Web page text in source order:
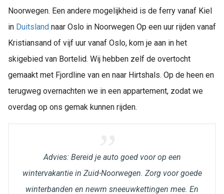
Noorwegen. Een andere mogelijkheid is de ferry vanaf Kiel
in Duitsland naar Oslo in Noorwegen Op een uur rijden vanaf
Kristiansand of vijf uur vanaf Oslo, kom je aan in het
skigebied van Bortelid. Wij hebben zelf de overtocht
gemaakt met Fjordline van en naar Hirtshals. Op de heen en
terugweg overnachten we in een appartement, zodat we
overdag op ons gemak kunnen rijden.
Advies: Bereid je auto goed voor op een
wintervakantie in Zuid-Noorwegen. Zorg voor goede
winterbanden en newm sneeuwkettingen mee. En